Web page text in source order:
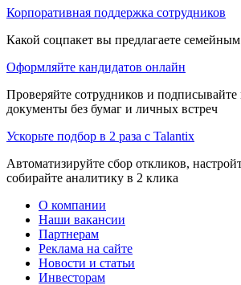
Корпоративная поддержка сотрудников
Какой соцпакет вы предлагаете
Оформляйте кандидатов онлайн
Проверяйте сотрудников и подписывайте
документы без бумаг и личных встреч
Ускорьте подбор в 2 раза с Talantix
Автоматизируйте сбор откликов,
собирайте аналитику в 2 клика
О компании
Наши вакансии
Партнерам
Реклама на сайте
Новости и статьи
Инвесторам